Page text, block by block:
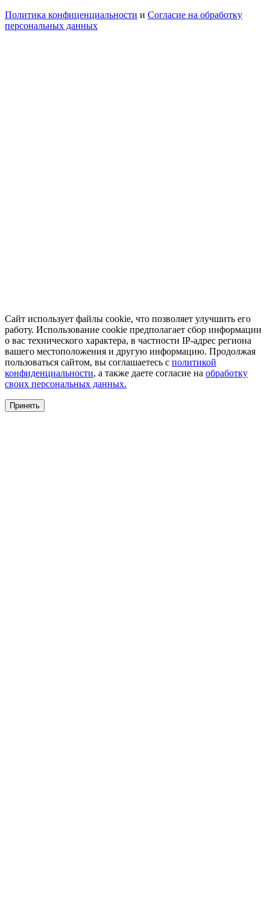
Политика конфиценциальности и Согласие на обработку
персональных данных
Сайт использует файлы cookie, что позволяет улучшить его
работу. Использование cookie предполагает сбор информации
о вас технического характера, в частности IP-адрес региона
вашего местоположения и другую информацию. Продолжая
пользоваться сайтом, вы соглашаетесь с политикой
конфиденциальности, а также даете согласие на обработку
своих персональных данных.
Принять